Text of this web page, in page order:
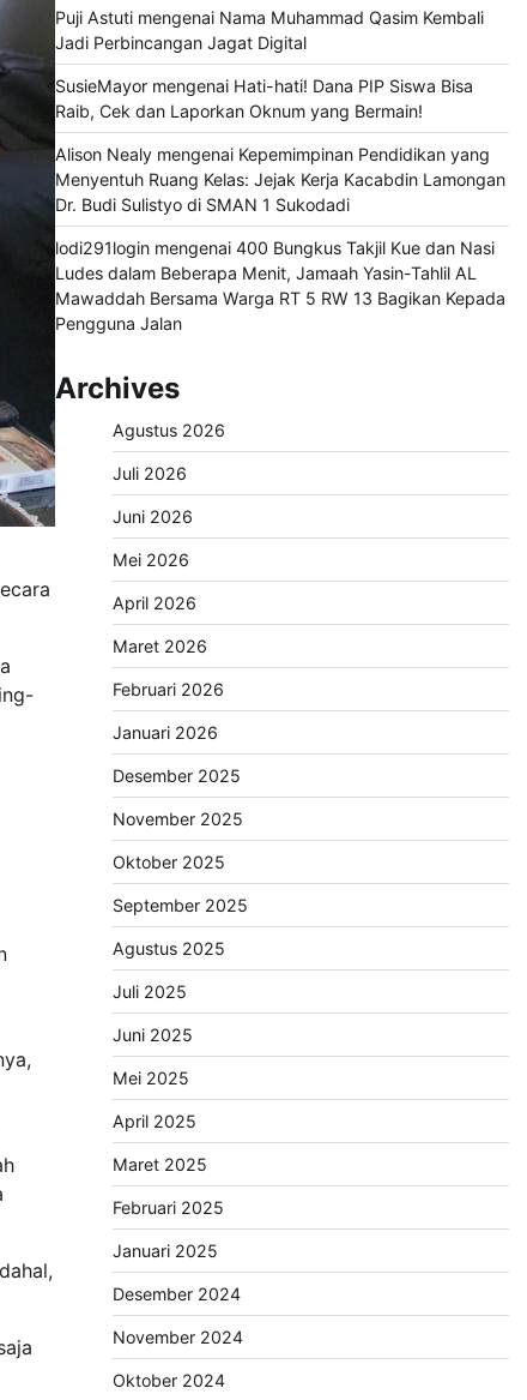
Puji Astutimengenai Nama Muhammad Qasim Kembali
Jadi Perbincangan Jagat Digital
SusieMayormengenai Hati-hati! Dana PIP Siswa Bisa
Raib, Cek dan Laporkan Oknum yang Bermain!
Alison Nealymengenai Kepemimpinan Pendidikan yang
Menyentuh Ruang Kelas: Jejak Kerja Kacabdin Lamongan
Dr. Budi Sulistyo di SMAN 1 Sukodadi
lodi291loginmengenai 400 Bungkus Takjil Kue dan Nasi
Ludes dalam Beberapa Menit, Jamaah Yasin-Tahlil AL
Mawaddah Bersama Warga RT 5 RW 13 Bagikan Kepada
Pengguna Jalan
Archives
Agustus 2026
Juli 2026
Juni 2026
Mei 2026
April 2026
Maret 2026
Februari 2026
Januari 2026
Desember 2025
November 2025
Oktober 2025
September 2025
Agustus 2025
Juli 2025
Juni 2025
Mei 2025
April 2025
Maret 2025
Februari 2025
Januari 2025
Desember 2024
November 2024
Oktober 2024